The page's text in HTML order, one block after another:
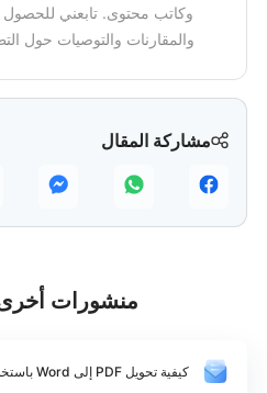
مشاركة المقال
وكاتب محتوى. تابعني
والمقارنات والتوصيات حول
منشورات
كيفية تحويل PDF إلى Word باستخدام Sejda